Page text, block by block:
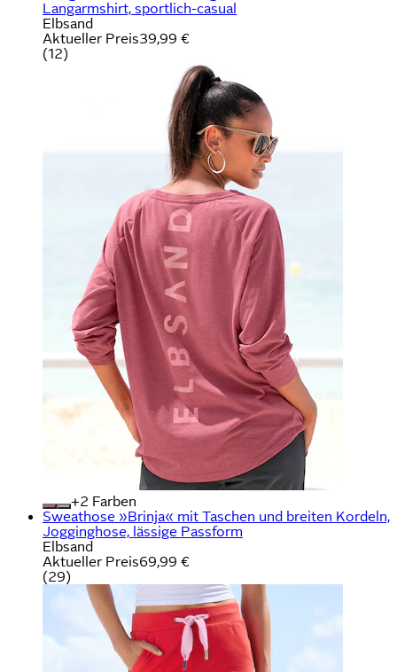
Langarmshirt, sportlich-casual
Elbsand
Aktueller Preis39,99 €
(12)
+
Farben
Sweathose »Brinja« mit Taschen und breiten Kordeln,
Jogginghose, lässige Passform
Elbsand
Aktueller Preis69,99 €
(29)